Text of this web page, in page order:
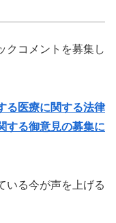
クコメントを募集し
る医療に関する法律
する御意見の募集に
いる今が声を上げる